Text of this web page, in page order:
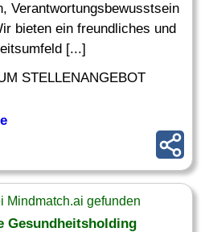
Verantwortungsbewusstsein
bieten ein freundliches und
[...]
STELLENANGEBOT
Mindmatch.ai gefunden
Gesundheitsholding